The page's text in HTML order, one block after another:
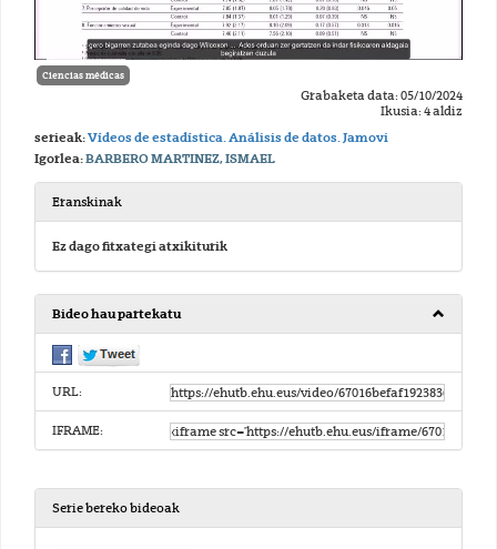
Ciencias médicas
Grabaketa data: 05/10/2024
Ikusia: 4 aldiz
serieak:Vídeos de estadística. Análisis de datos. Jamovi
Igorlea:BARBERO MARTINEZ, ISMAEL
Eranskinak
Ez dago fitxategi atxikiturik
Bideo hau partekatu
URL:
IFRAME:
Serie bereko bideoak